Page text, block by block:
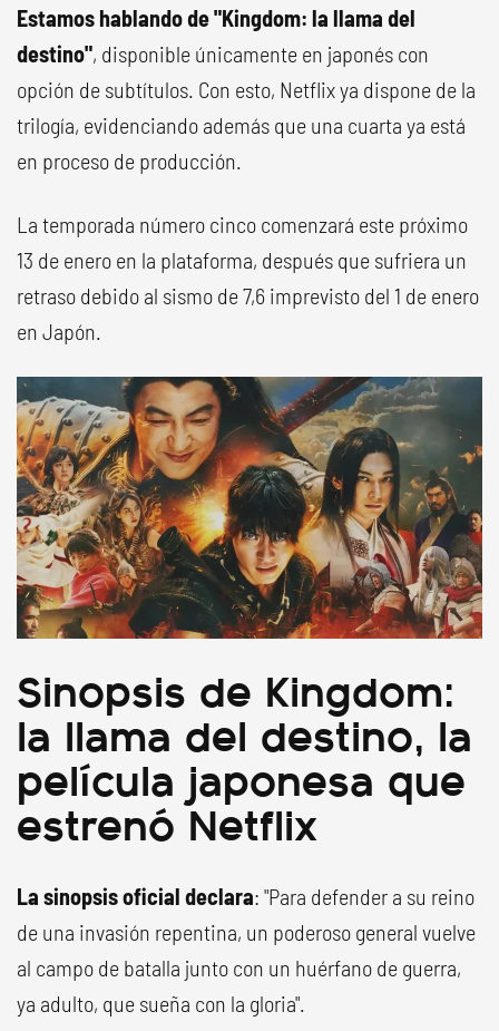
Estamos hablando de "Kingdom: la llama del
destino", disponible únicamente en japonés con
opción de subtítulos. Con esto, Netflix ya dispone de la
trilogía, evidenciando además que una cuarta ya está
en proceso de producción.
La temporada número cinco comenzará este próximo
13 de enero en la plataforma, después que sufriera un
retraso debido al sismo de 7,6 imprevisto del 1 de enero
en Japón.
Sinopsis de Kingdom:
la llama del destino, la
película japonesa que
estrenó Netflix
La sinopsis oficial declara: "Para defender a su reino
de una invasión repentina, un poderoso general vuelve
al campo de batalla junto con un huérfano de guerra,
ya adulto, que sueña con la gloria".